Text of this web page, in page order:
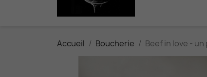
Accueil Boucherie Beef in love -